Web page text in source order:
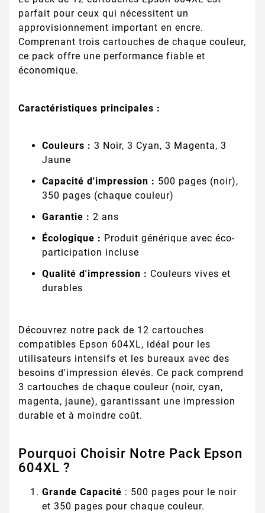
parfait pour ceux qui nécessitent un
approvisionnement important en encre.
Comprenant trois cartouches de chaque couleur,
ce pack offre une performance fiable et
économique.
Caractéristiques principales :
Couleurs : 3 Noir, 3 Cyan, 3 Magenta, 3
Jaune
Capacité d'impression : 500 pages (noir),
350 pages (chaque couleur)
Garantie : 2 ans
Écologique : Produit générique avec éco-
participation incluse
Qualité d'impression : Couleurs vives et
durables
Découvrez notre pack de 12 cartouches
compatibles Epson 604XL, idéal pour les
utilisateurs intensifs et les bureaux avec des
besoins d'impression élevés. Ce pack comprend
3 cartouches de chaque couleur (noir, cyan,
magenta, jaune), garantissant une impression
durable et à moindre coût.
Pourquoi Choisir Notre Pack Epson
604XL ?
Grande Capacité : 500 pages pour le noir
et 350 pages pour chaque couleur.